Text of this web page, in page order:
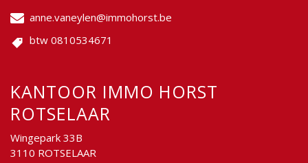
anne.vaneylen@immohorst.be
btw 0810534671
KANTOOR IMMO HORST
ROTSELAAR
Wingepark 33B
3110 ROTSELAAR